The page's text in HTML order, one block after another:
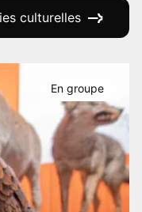
culturelles
En groupe